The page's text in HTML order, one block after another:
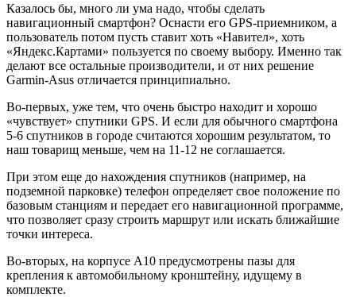
Казалось бы, много ли ума надо, чтобы сделать
навигационный смартфон? Оснасти его GPS-приемником, а
пользователь потом пусть ставит хоть «Навител», хоть
«Яндекс.Картами» пользуется по своему выбору. Именно так
делают все остальные производители, и от них решение
Garmin-Asus отличается принципиально.
Во-первых, уже тем, что очень быстро находит и хорошо
«чувствует» спутники GPS. И если для обычного смартфона
5-6 спутников в городе считаются хорошим результатом, то
наш товарищ меньше, чем на 11-12 не соглашается.
При этом еще до нахождения спутников (например, на
подземной парковке) телефон определяет свое положение по
базовым станциям и передает его навигационной программе,
что позволяет сразу строить маршрут или искать ближайшие
точки интереса.
Во-вторых, на корпусе A10 предусмотрены пазы для
крепления к автомобильному кронштейну, идущему в
комплекте.